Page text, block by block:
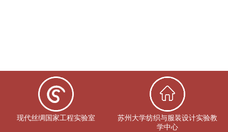
现代丝绸国家工程实验室
苏州大学纺织与服装设计实验教
学中心